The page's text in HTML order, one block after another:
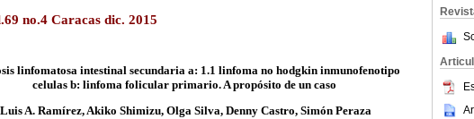
no.4 Caracas dic. 2015
linfomatosa intestinal secundaria a: 1.1 linfoma no hodgkin inmunofenotipo
celulas b: linfoma folicular primario. A propósito de un caso
Luis A. Ramírez,Akiko Shimizu, Olga Silva, Denny Castro, Simón Peraza